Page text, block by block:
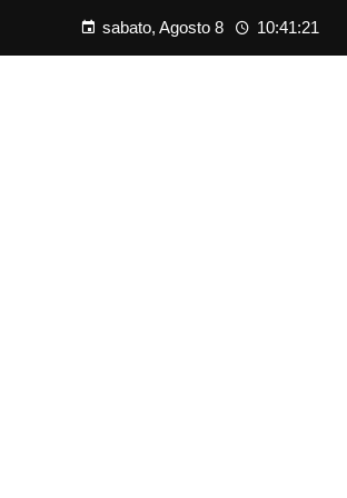
sabato, Agosto 8 10:41:22